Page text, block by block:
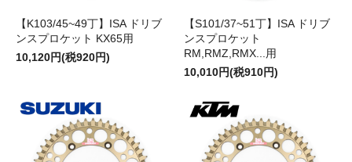
【K103/45~49丁】ISA ドリブ
ンスプロケット KX65用
10,120円(税920円)
【S101/37~51丁】ISA ドリブ
ンスプロケット
RM,RMZ,RMX...用
10,010円(税910円)